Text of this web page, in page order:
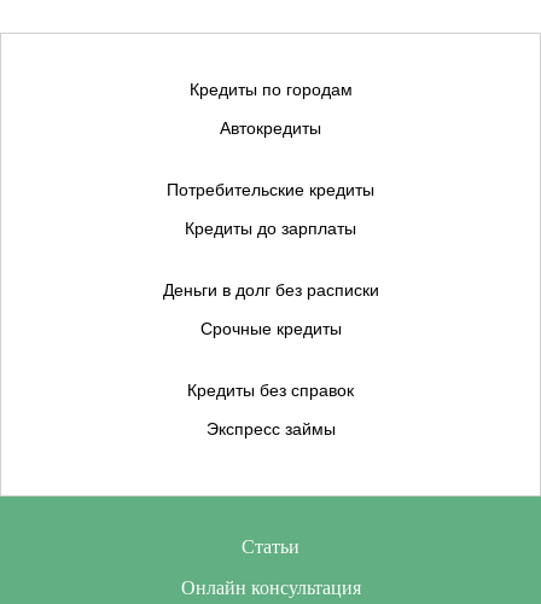
Кредиты по городам
Автокредиты
Потребительские кредиты
Кредиты до зарплаты
Деньги в долг без расписки
Срочные кредиты
Кредиты без справок
Экспресс займы
Статьи
Онлайн консультация